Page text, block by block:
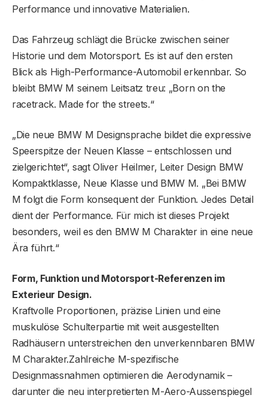
Performance und innovative Materialien.
Das Fahrzeug schlägt die Brücke zwischen seiner
Historie und dem Motorsport. Es ist auf den ersten
Blick als High-Performance-Automobil erkennbar. So
bleibt BMW M seinem Leitsatz treu: „Born on the
racetrack. Made for the streets.“
„Die neue BMW M Designsprache bildet die expressive
Speerspitze der Neuen Klasse – entschlossen und
zielgerichtet“, sagt Oliver Heilmer, Leiter Design BMW
Kompaktklasse, Neue Klasse und BMW M. „Bei BMW
M folgt die Form konsequent der Funktion. Jedes Detail
dient der Performance. Für mich ist dieses Projekt
besonders, weil es den BMW M Charakter in eine neue
Ära führt.“
Form, Funktion und Motorsport-Referenzen im
Exterieur Design.
Kraftvolle Proportionen, präzise Linien und eine
muskulöse Schulterpartie mit weit ausgestellten
Radhäusern unterstreichen den unverkennbaren BMW
M Charakter.Zahlreiche M-spezifische
Designmassnahmen optimieren die Aerodynamik –
darunter die neu interpretierten M-Aero-Aussenspiegel